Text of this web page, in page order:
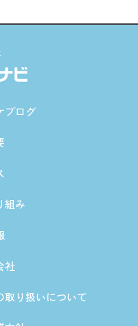
ブログ
組み
社
取り扱いについて